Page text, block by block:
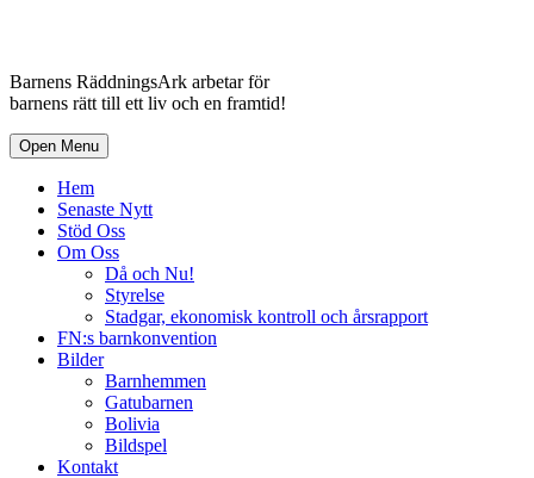
Barnens RäddningsArk arbetar för
barnens rätt till ett liv och en framtid!
Open Menu
Hem
Senaste Nytt
Stöd Oss
Om Oss
Då och Nu!
Styrelse
Stadgar, ekonomisk kontroll och årsrapport
FN:s barnkonvention
Bilder
Barnhemmen
Gatubarnen
Bolivia
Bildspel
Kontakt